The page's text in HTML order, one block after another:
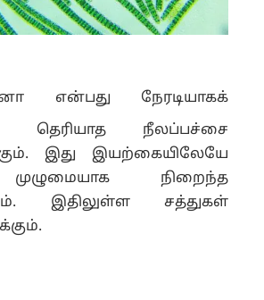
என்பது நேரடியாகக்
தெரியாத நீலப்பச்சை
இது இயற்கையிலேயே
நிறைந்த
இதிலுள்ள சத்துகள்